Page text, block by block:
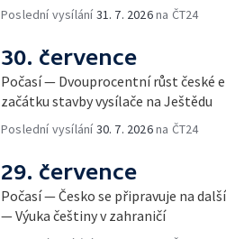
Poslední vysílání31. 7. 2026na ČT24
30. července
Počasí — Dvouprocentní růst české
začátku stavby vysílače na Ještědu
Poslední vysílání30. 7. 2026na ČT24
29. července
Počasí — Česko se připravuje na
— Výuka češtiny v zahraničí